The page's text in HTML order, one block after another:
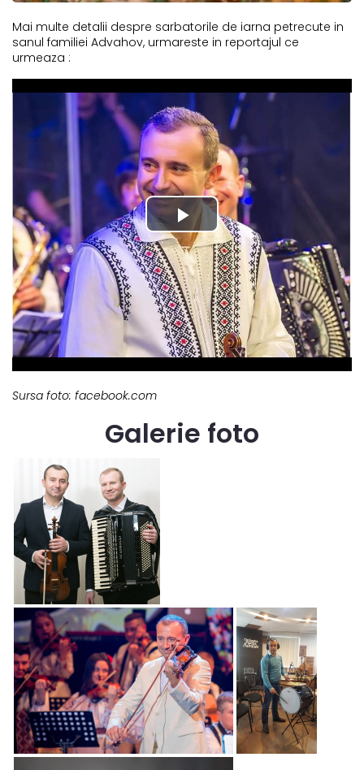
Mai multe detalii despre sarbatorile de iarna petrecute in
sanul familiei Advahov, urmareste in reportajul ce
urmeaza :
Sursa foto: facebook.com
Galerie foto